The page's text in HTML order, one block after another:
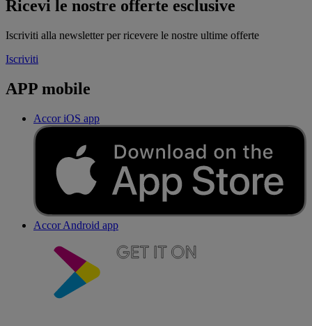
Ricevi le nostre offerte esclusive
Iscriviti alla newsletter per ricevere le nostre ultime offerte
Iscriviti
APP mobile
Accor iOS app
Accor Android app